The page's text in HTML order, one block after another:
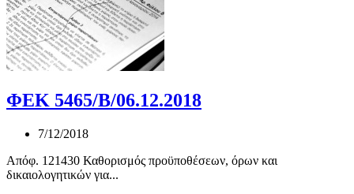
ΦΕΚ 5465/Β/06.12.2018
7/12/2018
Απόφ. 121430 Καθορισμός προϋποθέσεων, όρων και
δικαιολογητικών για...